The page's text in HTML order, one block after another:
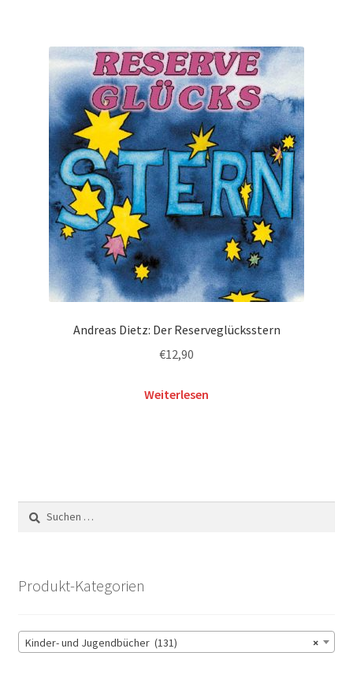
Andreas Dietz: Der Reserveglücksstern
€12,90
Weiterlesen
Suchen
nach:
Produkt-Kategorien
×
Kinder- und Jugendbücher (131)